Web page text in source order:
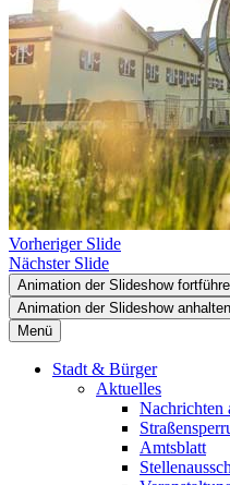
Vorheriger Slide
Nächster Slide
Animation der Slideshow
Animation der Slideshow anhalten
Menü
Stadt & Bürger
Aktuelles
Nachrichten
Amtsblatt